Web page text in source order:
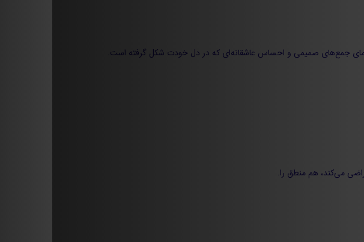
جمع‌های صمیمی و احساس عاشقانه‌ای که در دل خودت شکل گرفته است.
می‌کند، هم منطق را.